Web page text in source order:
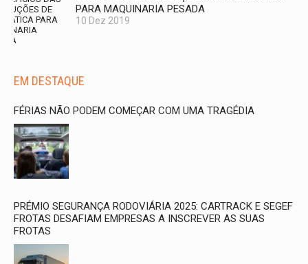
PARA MAQUINARIA PESADA
10 Dez 2019
EM DESTAQUE
FÉRIAS NÃO PODEM COMEÇAR COM UMA TRAGÉDIA
PRÉMIO SEGURANÇA RODOVIÁRIA 2025: CARTRACK E SEGEF
FROTAS DESAFIAM EMPRESAS A INSCREVER AS SUAS
FROTAS